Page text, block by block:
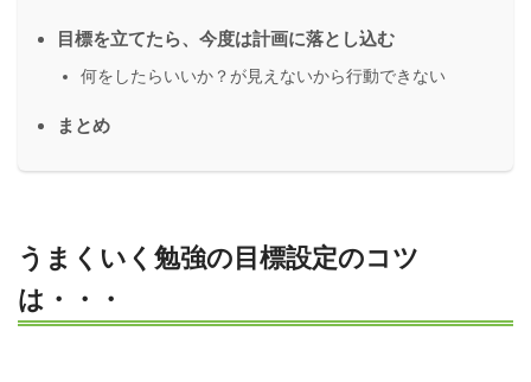
目標を立てたら、今度は計画に落とし込む
何をしたらいいか？が見えないから行動できない
まとめ
うまくいく勉強の目標設定のコツ
は・・・